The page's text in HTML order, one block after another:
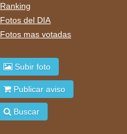
Ranking
Fotos del DIA
Fotos mas votadas
Subir foto
Publicar aviso
Buscar